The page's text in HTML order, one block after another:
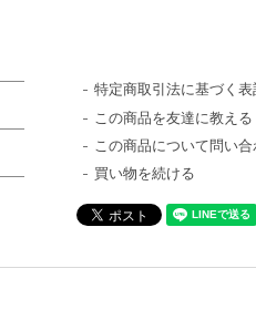
特定商取引法に基づく表
この商品を友達に教える
この商品について問い合
買い物を続ける